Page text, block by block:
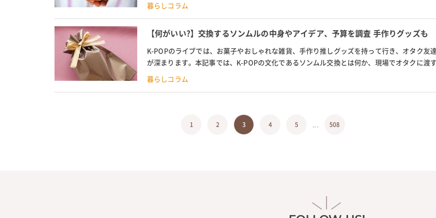
暮らしコラム
【何がいい?】交換するソンムルの中身やアイデア、予算を調査 手作りグッズも
K-POPのライブでは、お菓子やおしゃれな雑貨、手作り推しグッズを持って行き、オタク友
が深まります。本記事では、K-POPの文化であるソンムル交換とは何か、現場でオタクに渡
アイデアについて特集!推しグッズの手作りに使える安い...
暮らしコラム
1 2 3 4 5 ... 508